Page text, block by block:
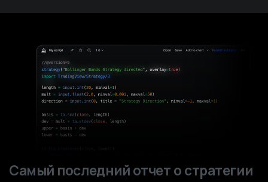
Самый последний отчет о стратегии